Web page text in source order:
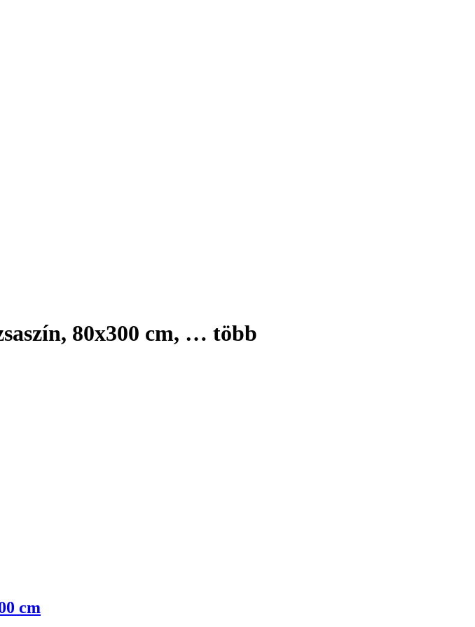
80x300 cm, … több
cm